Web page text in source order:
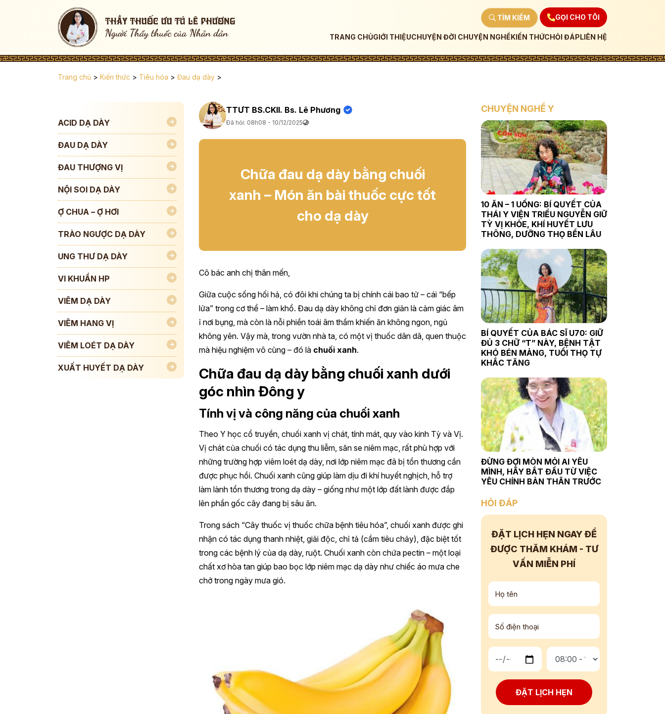
TÌM KIẾM GỌI CHO TÔI
TRANG CHỦGIỚI THIỆUCHUYỆN ĐỜI CHUYỆN NGHỀKIẾN THỨCHỎI ĐÁPLIÊN HỆ
Trang chủ > Kiến thức > Tiêu hóa > Đau dạ dày >
ACID DẠ DÀY
ĐAU DẠ DÀY
ĐAU THƯỢNG VỊ
NỘI SOI DẠ DÀY
Ợ CHUA – Ợ HƠI
TRÀO NGƯỢC DẠ DÀY
UNG THƯ DẠ DÀY
VI KHUẨN HP
VIÊM DẠ DÀY
VIÊM HANG VỊ
VIÊM LOÉT DẠ DÀY
XUẤT HUYẾT DẠ DÀY
TTƯT BS.CKII. Bs. Lê Phương
Đã hỏi: 08h08 - 10/12/2025
Chữa đau dạ dày bằng chuối
xanh – Món ăn bài thuốc cực tốt
cho dạ dày
Cô bác anh chị thân mến,
Giữa cuộc sống hối hả, có đôi khi chúng ta bị chính cái bao tử – cái “bếp
lửa” trong cơ thể – làm khổ. Đau dạ dày không chỉ đơn giản là cảm giác âm
ỉ nơi bụng, mà còn là nỗi phiền toái âm thầm khiến ăn không ngon, ngủ
không yên. Vậy mà, trong vườn nhà ta, có một vị thuốc dân dã, quen thuộc
mà hiệu nghiệm vô cùng – đó là chuối xanh.
Chữa đau dạ dày bằng chuối xanh dưới
góc nhìn Đông y
Tính vị và công năng của chuối xanh
Theo Y học cổ truyền, chuối xanh vị chát, tính mát, quy vào kinh Tỳ và Vị.
Vị chát của chuối có tác dụng thu liễm, săn se niêm mạc, rất phù hợp với
những trường hợp viêm loét dạ dày, nơi lớp niêm mạc đã bị tổn thương cần
được phục hồi. Chuối xanh cũng giúp làm dịu đi khí huyết nghịch, hỗ trợ
làm lành tổn thương trong dạ dày – giống như một lớp đất lành được đắp
lên phần gốc cây đang bị sâu ăn.
Trong sách “Cây thuốc vị thuốc chữa bệnh tiêu hóa”, chuối xanh được ghi
nhận có tác dụng thanh nhiệt, giải độc, chỉ tả (cầm tiêu chảy), đặc biệt tốt
trong các bệnh lý của dạ dày, ruột. Chuối xanh còn chứa pectin – một loại
chất xơ hòa tan giúp bao bọc lớp niêm mạc dạ dày như chiếc áo mưa che
chở trong ngày mưa gió.
CHUYỆN NGHỀ Y
10 ĂN – 1 UỐNG: BÍ QUYẾT CỦA
THÁI Y VIỆN TRIỀU NGUYỄN GIỮ
TỲ VỊ KHỎE, KHÍ HUYẾT LƯU
THÔNG, DƯỠNG THỌ BỀN LÂU
BÍ QUYẾT CỦA BÁC SĨ U70: GIỮ
ĐỦ 3 CHỮ “T” NÀY, BỆNH TẬT
KHÓ BÉN MẢNG, TUỔI THỌ TỰ
KHẮC TĂNG
ĐỪNG ĐỢI MÒN MỎI AI YÊU
MÌNH, HÃY BẮT ĐẦU TỪ VIỆC
YÊU CHÍNH BẢN THÂN TRƯỚC
HỎI ĐÁP
ĐẶT LỊCH HẸN NGAYĐỂ
ĐƯỢC THĂM KHÁM - TƯ
VẤN MIỄN PHÍ
ĐẶT LỊCH HẸN